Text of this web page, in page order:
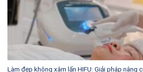
Làm đẹp không xâm lấn HIFU: Giải pháp nâng